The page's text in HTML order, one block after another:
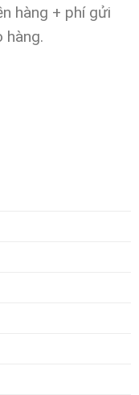
hàng + phí gửi
hàng.